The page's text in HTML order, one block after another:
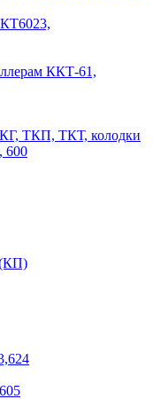
ККТ-61,
ТКП, ТКТ, колодки
600